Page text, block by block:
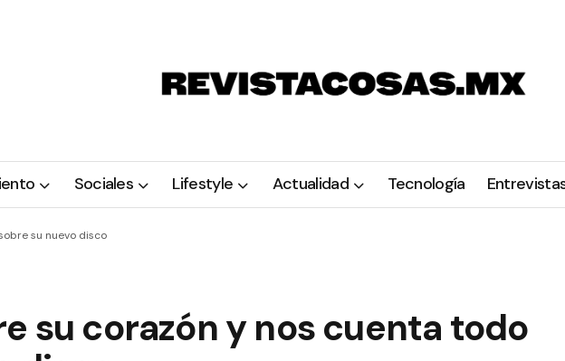
Sociales Lifestyle Actualidad Tecnología
su nuevo disco
su corazón y nos cuenta todo